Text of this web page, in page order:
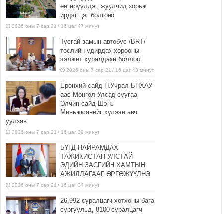
өнгөрүүлдэг, жуулчид зорьж
ирдэг цэг болгоно
2026 оны 7 сар 21 / 16 цаг 47 минут
Тусгай замын автобус /BRT/
төслийн удирдах хорооны
ээлжит хуралдаан боллоо
2026 оны 7 сар 21 / 16 цаг 43 минут
Ерөнхий сайд Н.Учрал БНХАУ-
аас Монгол Улсад суугаа
Элчин сайд Шэнь
Миньжюанийг хүлээн авч
уулзав
2026 оны 7 сар 21 / 16 цаг 39 минут
БҮГД НАЙРАМДАХ
ТАЖИКИСТАН УЛСТАЙ
ЭДИЙН ЗАСГИЙН ХАМТЫН
АЖИЛЛАГААГ ӨРГӨЖҮҮЛНЭ
2026 оны 7 сар 21 / 16 цаг 34 минут
26,992 суралцагч хотхоны бага
сургуульд, 8100 суралцагч